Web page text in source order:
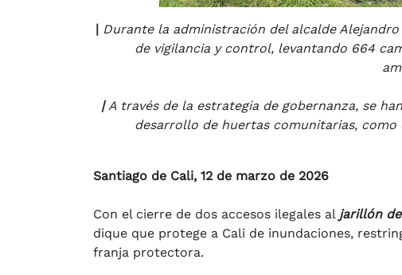
| Durante la administración del alcalde
de vigilancia y control, levantando 664
| A través de la estrategia de gobernanza, se
desarrollo de huertas comunitarias, como
Santiago de Cali, 12 de marzo de 2026
Con el cierre de dos accesos ilegales al jarillón
dique que protege a Cali de inundaciones,
franja protectora.